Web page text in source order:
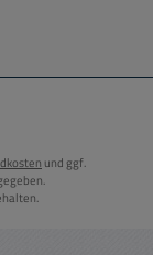
und ggf.